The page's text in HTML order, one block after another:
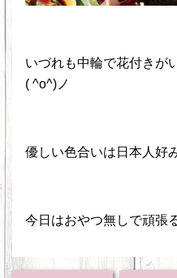
いづれも中輪で花付きが
( ^o^)ノ
優しい色合いは日本人好
今日はおやつ無しで頑張